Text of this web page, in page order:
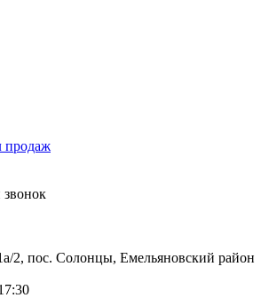
продаж
2, пос. Солонцы, Емельяновский район